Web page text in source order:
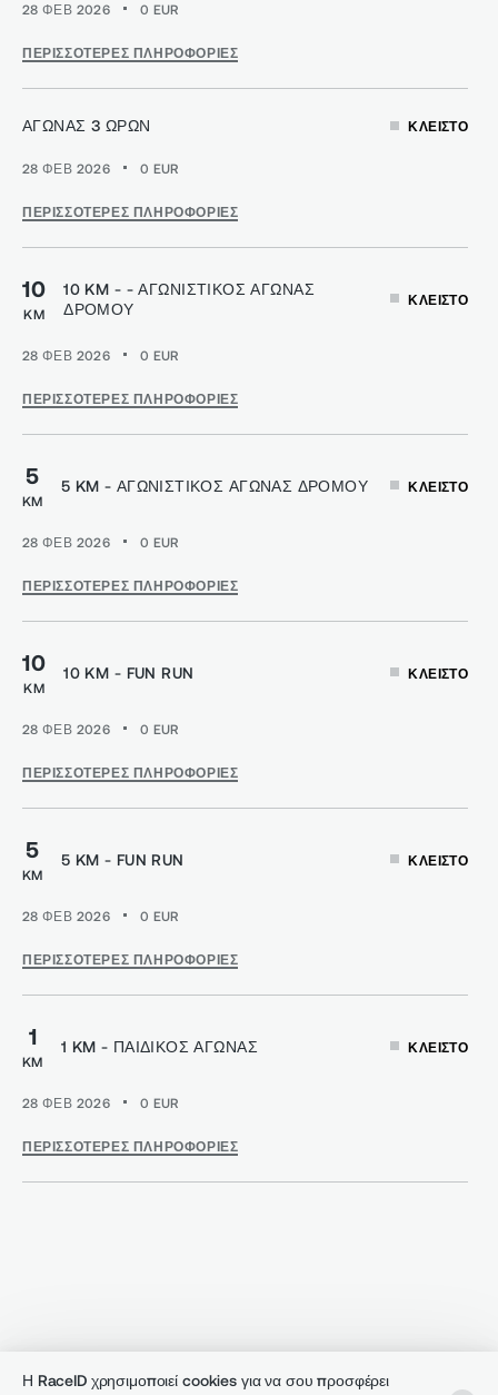
28 ΦΕΒ 2026 0 EUR
ΠΕΡΙΣΣΌΤΕΡΕΣ ΠΛΗΡΟΦΟΡΊΕΣ
ΑΓΏΝΑΣ 3 ΩΡΏΝ ΚΛΕΙΣΤΌ
28 ΦΕΒ 2026 0 EUR
ΠΕΡΙΣΣΌΤΕΡΕΣ ΠΛΗΡΟΦΟΡΊΕΣ
10
KM
10 KM - - ΑΓΩΝΙΣΤΙΚΌΣ ΑΓΏΝΑΣ
ΔΡΌΜΟΥ
ΚΛΕΙΣΤΌ
28 ΦΕΒ 2026 0 EUR
ΠΕΡΙΣΣΌΤΕΡΕΣ ΠΛΗΡΟΦΟΡΊΕΣ
5
KM
5 KM - ΑΓΩΝΙΣΤΙΚΌΣ ΑΓΏΝΑΣ ΔΡΌΜΟΥ ΚΛΕΙΣΤΌ
28 ΦΕΒ 2026 0 EUR
ΠΕΡΙΣΣΌΤΕΡΕΣ ΠΛΗΡΟΦΟΡΊΕΣ
10
KM
10 KM - FUN RUN ΚΛΕΙΣΤΌ
28 ΦΕΒ 2026 0 EUR
ΠΕΡΙΣΣΌΤΕΡΕΣ ΠΛΗΡΟΦΟΡΊΕΣ
5
KM
5 KM - FUN RUN ΚΛΕΙΣΤΌ
28 ΦΕΒ 2026 0 EUR
ΠΕΡΙΣΣΌΤΕΡΕΣ ΠΛΗΡΟΦΟΡΊΕΣ
1
KM
1 KM - ΠΑΙΔΙΚΌΣ ΑΓΏΝΑΣ ΚΛΕΙΣΤΌ
28 ΦΕΒ 2026 0 EUR
ΠΕΡΙΣΣΌΤΕΡΕΣ ΠΛΗΡΟΦΟΡΊΕΣ
Η RaceID χρησιμοποιεί cookies για να σου προσφέρει